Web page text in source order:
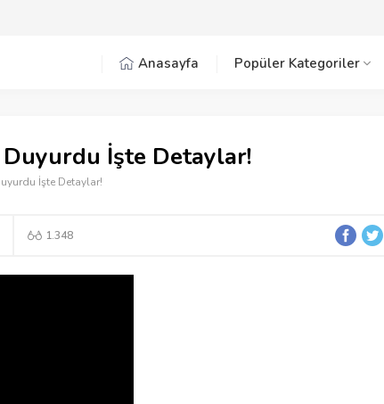
Anasayfa Popüler Kategoriler
İşte Detaylar!
İşte Detaylar!
1.348